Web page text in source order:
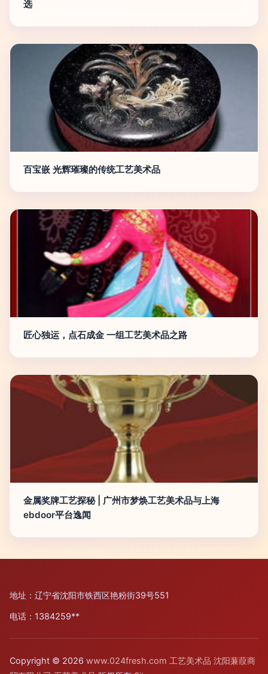
选
百宝嵌 光辉璀璨的传统工艺美术品
匠心独运，点石成金 一组工艺美术品之路
金属奖牌工艺探秘 | 广州市梦焕工艺美术品与上海
ebdoor平台逸闻
地址：辽宁省沈阳市铁西区艳粉街39号551
电话：1384259**
Copyright © 2026 www.024fresh.com 工艺美术品 沈阳蒹葭商